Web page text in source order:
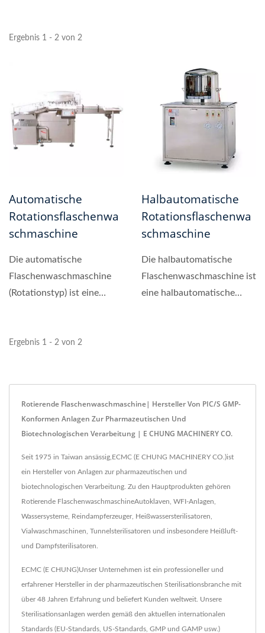
Ergebnis 1 - 2 von 2
Automatische
Rotationsflaschenwa
Schmaschine
Die automatische
Flaschenwaschmaschine
(Rotationstyp) ist eine
Halbautomatische
Rotationsflaschenwa
Schmaschine
Die halbautomatische
Flaschenwaschmaschine ist
eine halbautomatische
Ergebnis 1 - 2 von 2
Rotierende Flaschenwaschmaschine| Hersteller Von PIC/S GMP-
Konformen Anlagen Zur Pharmazeutischen Und
Biotechnologischen Verarbeitung | E CHUNG MACHINERY CO.
Seit 1975 in Taiwan ansässig,ECMC (E CHUNG MACHINERY CO.)ist
ein Hersteller von Anlagen zur pharmazeutischen und
biotechnologischen Verarbeitung. Zu den Hauptprodukten gehören
Rotierende FlaschenwaschmaschineAutoklaven, WFI-Anlagen,
Wassersysteme, Reindampferzeuger, Heißwassersterilisatoren,
Vialwaschmaschinen, Tunnelsterilisatoren und insbesondere Heißluft-
und Dampfsterilisatoren.
ECMC (E CHUNG)Unser Unternehmen ist ein professioneller und
erfahrener Hersteller in der pharmazeutischen Sterilisationsbranche mit
über 48 Jahren Erfahrung und beliefert Kunden weltweit. Unsere
Sterilisationsanlagen werden gemäß den aktuellen internationalen
Standards (EU-Standards, US-Standards, GMP und GAMP usw.)